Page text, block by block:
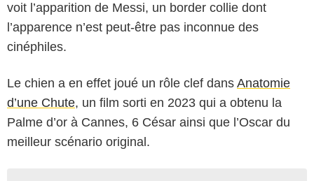
voit l’apparition de Messi, un border collie dont
l’apparence n’est peut-être pas inconnue des
cinéphiles.
Le chien a en effet joué un rôle clef dans Anatomie
d’une Chute, un film sorti en 2023 qui a obtenu la
Palme d’or à Cannes, 6 César ainsi que l’Oscar du
meilleur scénario original.